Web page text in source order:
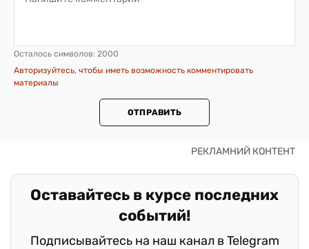
Осталось символов: 2000
Авторизуйтесь, чтобы иметь возможность комментировать
материалы
ОТПРАВИТЬ
Оставайтесь в курсе последних
событий!
Подписывайтесь на наш канал в Telegram